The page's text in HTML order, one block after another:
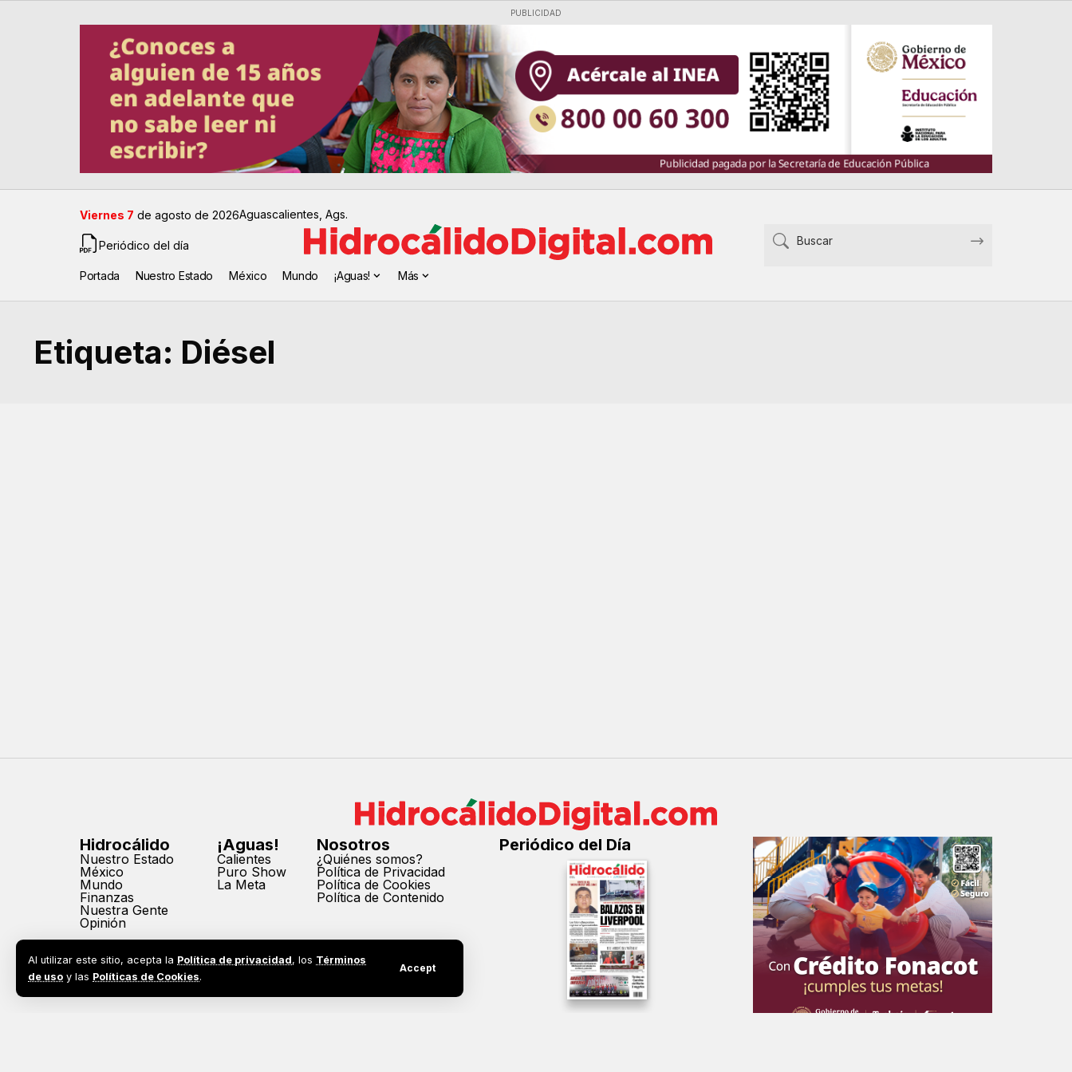
Al utilizar este sitio, acepta la Política de privacidad, los Términos
de uso y las Políticas de Cookies.
Accept
PUBLICIDAD
Viernes 7 de agosto de 2026Aguascalientes, Ags.
Periódico del día
Portada Nuestro Estado México Mundo ¡Aguas! Más
Etiqueta: Diésel
Hidrocálido
Nuestro Estado
México
Mundo
Finanzas
Nuestra Gente
Opinión
¡Aguas!
Calientes
Puro Show
La Meta
Nosotros
¿Quiénes somos?
Política de Privacidad
Política de Cookies
Política de Contenido
Periódico del Día